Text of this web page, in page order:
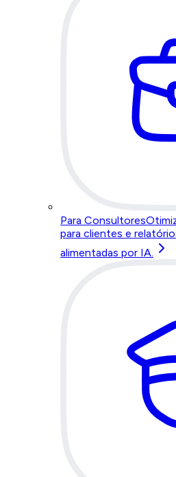
Para Consultores
para clientes e
alimentadas por IA.